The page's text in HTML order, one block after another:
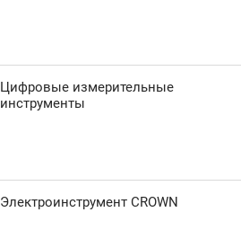
Цифровые измерительные
инструменты
Электроинструмент CROWN